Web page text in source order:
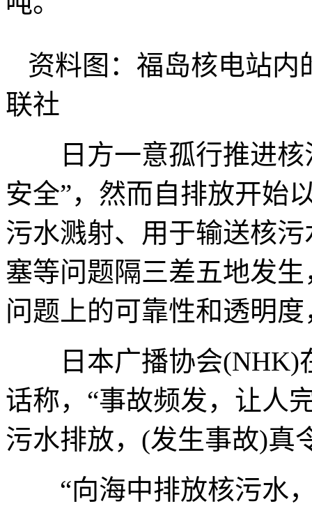
资料图：福岛核电站
联社
日方一意孤行推进核
安全”，然而自排放开始
污水溅射、用于输送核
塞等问题隔三差五地发
问题上的可靠性和透明
日本广播协会(NHK)
话称，“事故频发，让人
污水排放，(发生事故)真
“向海中排放核污水，